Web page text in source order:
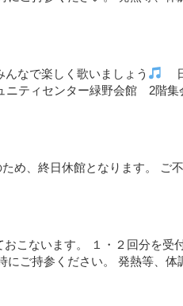
なで楽しく歌いましょう
ィセンター緑野会館 2階集
め、終日休館となります。 ご
こないます。 １・２回分を受
にご持参ください。 発熱等、体